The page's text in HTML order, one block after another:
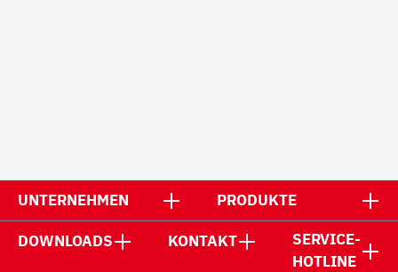
UNTERNEHMEN PRODUKTE
DOWNLOADS KONTAKT
SERVICE-
HOTLINE